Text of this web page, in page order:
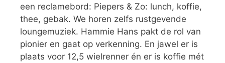
een reclamebord: Piepers & Zo: lunch, koffie,
thee, gebak. We horen zelfs rustgevende
loungemuziek. Hammie Hans pakt de rol van
pionier en gaat op verkenning. En jawel er is
plaats voor 12,5 wielrenner én er is koffie mét